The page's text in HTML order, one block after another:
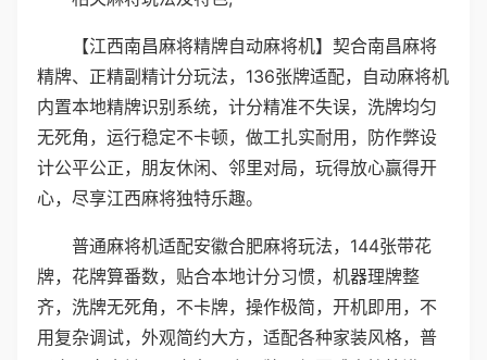
【江西南昌麻将精牌自动麻将机】契合南昌麻将
精牌、正精副精计分玩法，136张牌适配，自动麻将机
内置本地精牌识别系统，计分精准不失误，洗牌均匀
无死角，运行稳定不卡顿，做工扎实耐用，防作弊设
计公平公正，朋友休闲、邻里对局，玩得放心赢得开
心，尽享江西麻将独特乐趣。
普通麻将机适配安徽合肥麻将玩法，144张带花
牌，花牌算番数，贴合本地计分习惯，机器理牌整
齐，洗牌无死角，不卡牌，操作极简，开机即用，不
用复杂调试，外观简约大方，适配各种家装风格，普